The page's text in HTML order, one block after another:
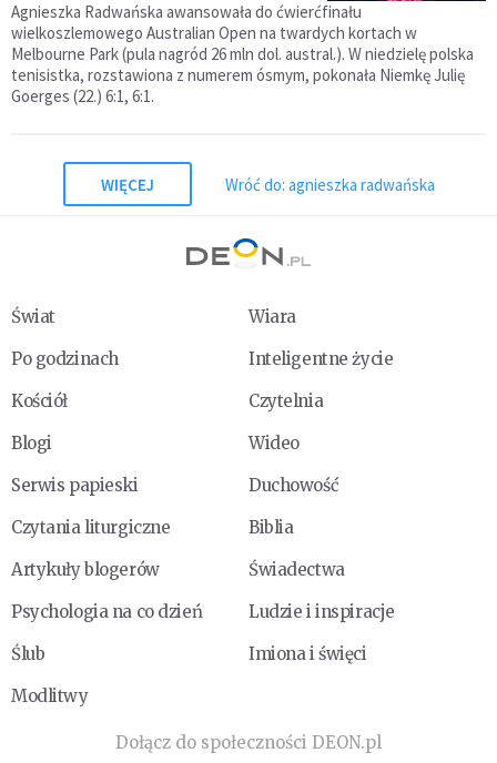
Agnieszka Radwańska awansowała do ćwierćfinału
wielkoszlemowego Australian Open na twardych kortach w
Melbourne Park (pula nagród 26 mln dol. austral.). W niedzielę polska
tenisistka, rozstawiona z numerem ósmym, pokonała Niemkę Julię
Goerges (22.) 6:1, 6:1.
WIĘCEJ Wróć do: agnieszka radwańska
Świat
Wiara
Po godzinach
Inteligentne życie
Kościół
Czytelnia
Blogi
Wideo
Serwis papieski
Duchowość
Czytania liturgiczne
Biblia
Artykuły blogerów
Świadectwa
Psychologia na co dzień
Ludzie i inspiracje
Ślub
Imiona i święci
Modlitwy
Dołącz do społeczności DEON.pl